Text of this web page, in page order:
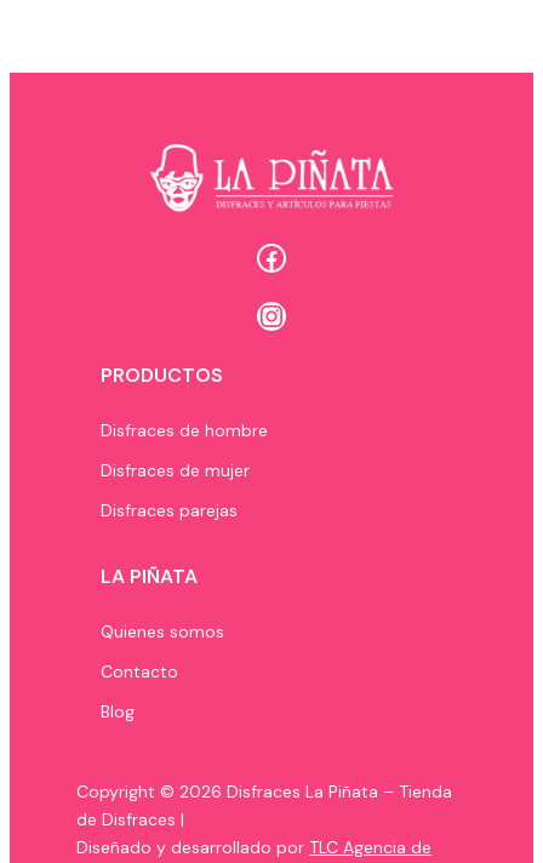
Facebook
Instagram
PRODUCTOS
Disfraces de hombre
Disfraces de mujer
Disfraces parejas
LA PIÑATA
Quienes somos
Contacto
Blog
Copyright © 2026 Disfraces La Piñata – Tienda
de Disfraces |
Diseñado y desarrollado por TLC Agencia de